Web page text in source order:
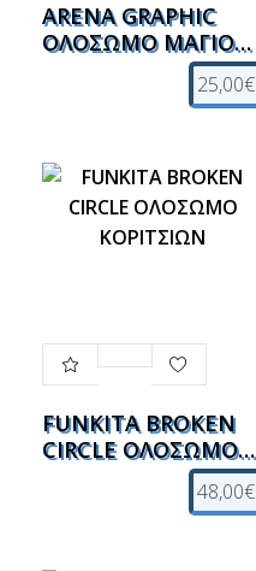
ARENA GRAPHIC
ΟΛΟΣΩΜΟ ΜΑΓΙΟ
25,00€
FUNKITA BROKEN
CIRCLE ΟΛΟΣΩΜΟ
48,00€